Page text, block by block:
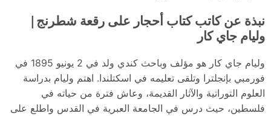
نبذة عن كاتب كتاب أحجار على رقعة شطرنج|
وليام جاي كار
وليام جاي كار هو مؤلف وباحث كندي ولد في 2 يونيو 1895 في
فورمبي بإنجلترا وتلقى تعليمه في اسكتلندا. اهتم وليام بدراسة
العلوم التوراتية والآثار القديمة، وعاش فترة من حياته في
فلسطين، حيث درس في الجامعة العبرية في القدس واطلع على